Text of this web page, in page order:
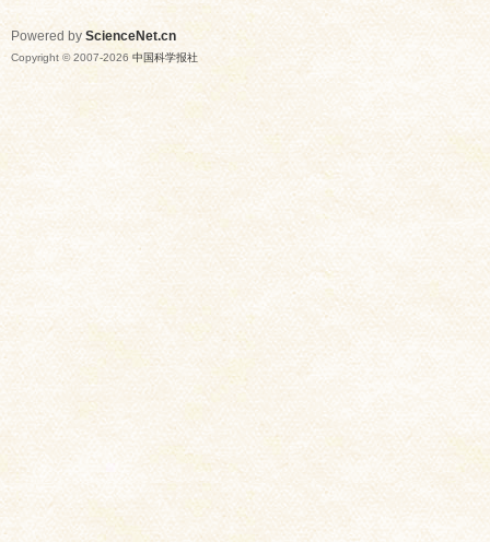
Powered byScienceNet.cn
Copyright © 2007-2026 中国科学报社